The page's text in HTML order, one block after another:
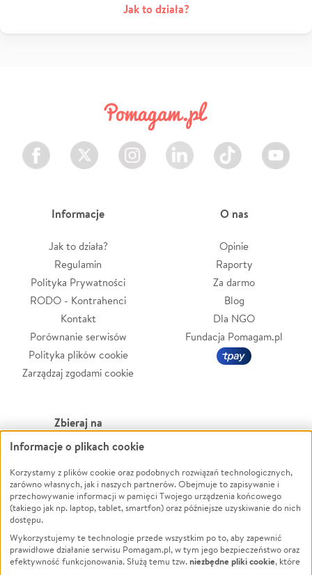
Jak to działa?
Facebook Twitter Instagram LinkedIn TikTok Youtube
Informacje
Jak to działa?
Regulamin
Polityka Prywatności
RODO - Kontrahenci
Kontakt
Porównanie serwisów
Polityka plików cookie
Zarządzaj zgodami cookie
O nas
Opinie
Raporty
Za darmo
Blog
Dla NGO
Fundacja Pomagam.pl
Zbieraj na
Leczenie
Zwierzęta
Pożar
Ukraina
Pomoc Finansowa
Projekty
Powódź
Wichura
NGO
Edukacja
Podróż
Informacje o plikach cookie
Korzystamy z plików cookie oraz podobnych rozwiązań technologicznych,
zarówno własnych, jak i naszych partnerów. Obejmuje to zapisywanie i
przechowywanie informacji w pamięci Twojego urządzenia końcowego
(takiego jak np. laptop, tablet, smartfon) oraz późniejsze uzyskiwanie do nich
dostępu.
Wykorzystujemy te technologie przede wszystkim po to, aby zapewnić
prawidłowe działanie serwisu Pomagam.pl, w tym jego bezpieczeństwo oraz
efektywność funkcjonowania. Służą temu tzw.niezbędne pliki cookie, które